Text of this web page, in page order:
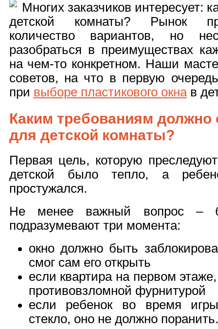
Многих заказчиков интересует:
детской комнаты? Рынок
количество вариантов, но
разобраться в преимуществах
на чем-то конкретном. Наши
советов, на что в первую
при выборе пластикового окнав
Каким требованиям должно
для детской комнаты?
Первая цель, которую
детской было тепло, а
простужался.
Не менее важный вопрос –
подразумевают три момента:
окно должно быть
смог сам его открыть
если квартира на первом
противовзломной фурнитурой
если ребенок во время
стекло, оно не должно поранить.